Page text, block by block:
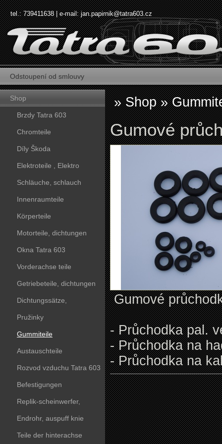
tel.: 739411638 | e-mail:jan.papirnik@tatra603.cz
Odstoupení od smlouvy
Shop
Brzdy Tatra 603
Chromteile
Díly Škoda
Elektroteile , Elektro
Schläuche, schlauch
Innenraumteile
Körperteile
Motorteile, dichtungen
Okna Tatra 603
Vorderachse teile
Getriebeteile, dichtungen
Dichtungssätze,
dichtungskörper
Pružinky
Gummiteile
Austauschteile
Rozvod vzduchu Tatra 603
Befestigungen
Replik-scheinwerfer,
kunststoffteile
Endrohr, auspuff knie
Teile der hinterachse
»Shop»
Gumové
Gumové
- Průchodka pal.
- Průchodka na
- Průchodka na